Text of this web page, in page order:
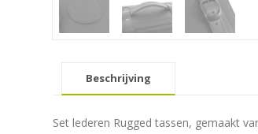
Beschrijving
Set lederen Rugged tassen, gemaakt